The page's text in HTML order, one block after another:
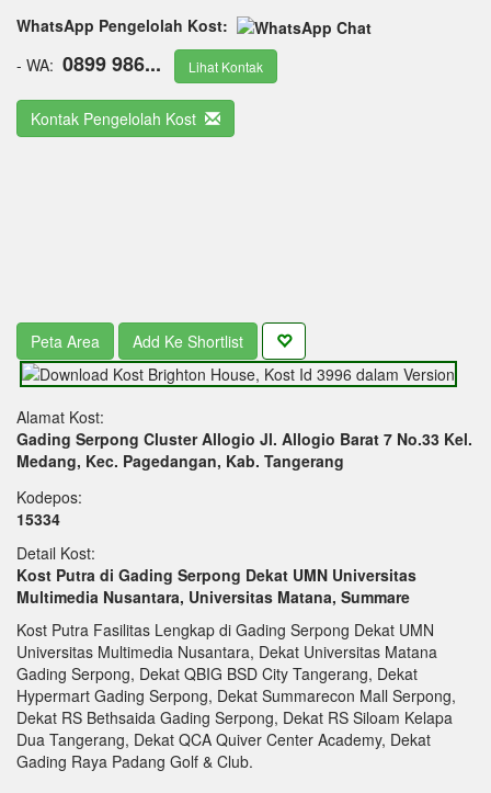
WhatsApp Pengelolah Kost:
- WA: 0899 986... Lihat Kontak
Kontak Pengelolah Kost
Peta Area Add Ke Shortlist
Alamat Kost:
Gading Serpong Cluster Allogio Jl. Allogio Barat 7 No.33 Kel.
Medang, Kec. Pagedangan, Kab. Tangerang
Kodepos:
15334
Detail Kost:
Kost Putra di Gading Serpong Dekat UMN Universitas
Multimedia Nusantara, Universitas Matana, Summare
Kost Putra Fasilitas Lengkap di Gading Serpong Dekat UMN
Universitas Multimedia Nusantara, Dekat Universitas Matana
Gading Serpong, Dekat QBIG BSD City Tangerang, Dekat
Hypermart Gading Serpong, Dekat Summarecon Mall Serpong,
Dekat RS Bethsaida Gading Serpong, Dekat RS Siloam Kelapa
Dua Tangerang, Dekat QCA Quiver Center Academy, Dekat
Gading Raya Padang Golf & Club.